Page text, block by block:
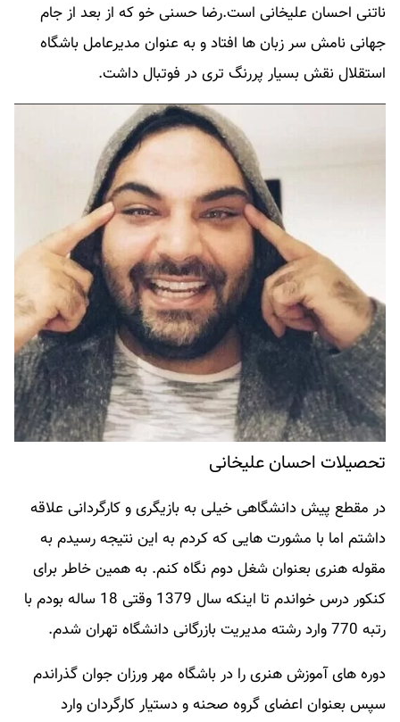
ناتنی احسان علیخانی است.رضا حسنی‌ خو که از بعد از جام‌
جهانی نامش سر زبان‌ ها افتاد و به عنوان مدیرعامل باشگاه
استقلال نقش بسیار پررنگ‌ تری در فوتبال داشت.
تحصیلات احسان علیخانی
در مقطع پیش دانشگاهی خیلی به بازیگری و کارگردانی علاقه
داشتم اما با مشورت هایی که کردم به این نتیجه رسیدم به
مقوله هنری بعنوان شغل دوم نگاه کنم. به همین خاطر برای
کنکور درس خواندم تا اینکه سال 1379 وقتی 18 ساله بودم با
رتبه 770 وارد رشته مدیریت بازرگانی دانشگاه تهران شدم.
دوره های آموزش هنری را در باشگاه مهر ورزان جوان گذراندم
سپس بعنوان اعضای گروه صحنه و دستیار کارگردان وارد